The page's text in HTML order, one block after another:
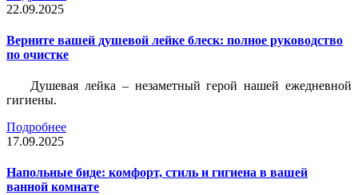
22.09.2025
Верните вашей душевой лейке блеск: полное руководство
по очистке
Душевая лейка – незаметный герой нашей ежедневной
гигиены.
Подробнее
17.09.2025
Напольные биде: комфорт, стиль и гигиена в вашей
ванной комнате